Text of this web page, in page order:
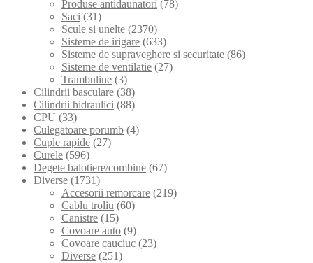
Produse antidaunatori (78)
Saci (31)
Scule si unelte (2370)
Sisteme de irigare (633)
Sisteme de supraveghere si securitate (86)
Sisteme de ventilatie (27)
Trambuline (3)
Cilindrii basculare (38)
Cilindrii hidraulici (88)
CPU (33)
Culegatoare porumb (4)
Cuple rapide (27)
Curele (596)
Degete balotiere/combine (67)
Diverse (1731)
Accesorii remorcare (219)
Cablu troliu (60)
Canistre (15)
Covoare auto (9)
Covoare cauciuc (23)
Diverse (251)